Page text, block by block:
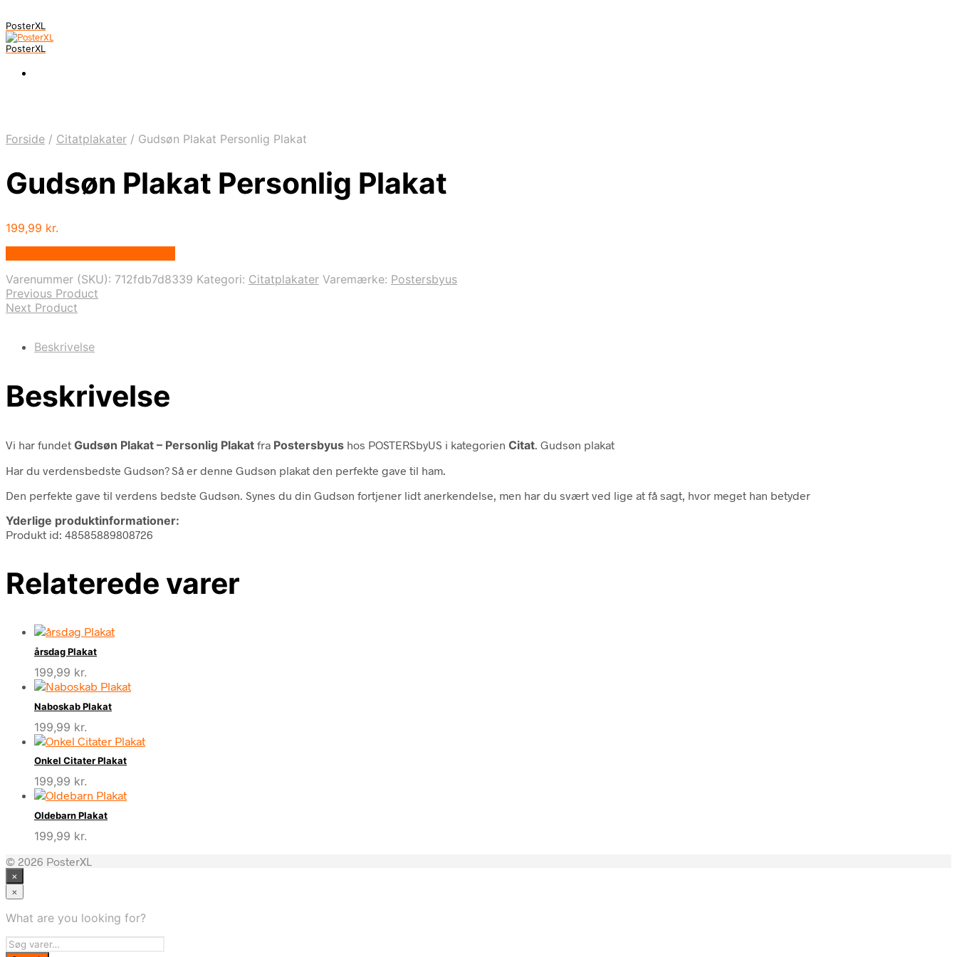
PosterXL
PosterXL
Forside / Citatplakater / Gudsøn Plakat Personlig Plakat
Gudsøn Plakat Personlig Plakat
199,99 kr.
Varenummer (SKU): 712fdb7d8339 Kategori: Citatplakater Varemærke: Postersbyus
Previous Product
Next Product
Beskrivelse
Beskrivelse
Vi har fundet Gudsøn Plakat – Personlig Plakat fra Postersbyus hos POSTERSbyUS i kategorien Citat . Gudsøn plakat
Har du verdensbedste Gudsøn? Så er denne Gudsøn plakat den perfekte gave til ham.
Den perfekte gave til verdens bedste Gudsøn. Synes du din Gudsøn fortjener lidt anerkendelse, men har du svært ved lige at få sagt, hvor meget han betyder
Yderlige produktinformationer:
Produkt id: 48585889808726
Relaterede varer
årsdag Plakat
199,99 kr.
Naboskab Plakat
199,99 kr.
Onkel Citater Plakat
199,99 kr.
Oldebarn Plakat
199,99 kr.
© 2026 PosterXL
×
×
What are you looking for?